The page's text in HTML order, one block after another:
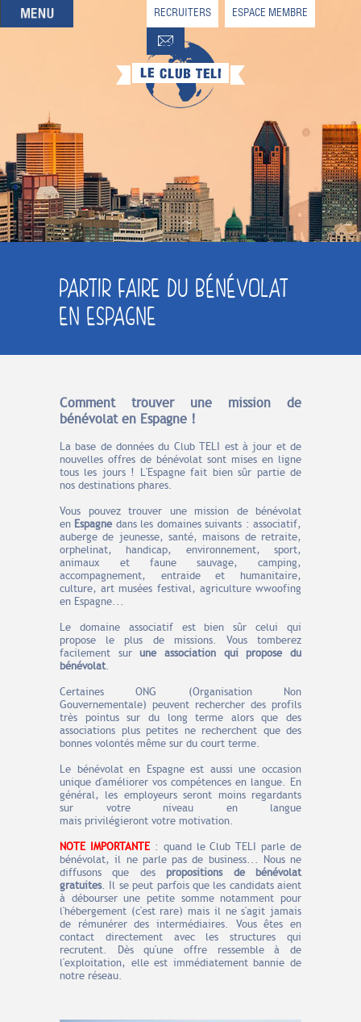
QUI SOMMES-NOUS
QUE CHERCHEZ-VOUS ?
NOS OFFRES PARTENAIRES
DEVENIR MEMBRE
RECRUITERS ESPACE MEMBRE
PARTIR FAIRE DU BÉNÉVOLAT
EN ESPAGNE
Comment trouver une mission de
bénévolat en Espagne !
La base de données du Club TELI est à jour et de
nouvelles offres de bénévolat sont mises en ligne
tous les jours ! L'Espagne fait bien sûr partie de
nos destinations phares.
Vous pouvez trouver une mission de bénévolat
en Espagne dans les domaines suivants : associatif,
auberge de jeunesse, santé, maisons de retraite,
orphelinat, handicap, environnement, sport,
animaux et faune sauvage, camping,
accompagnement, entraide et humanitaire,
culture, art musées festival, agriculture wwoofing
en Espagne...
Le domaine associatif est bien sûr celui qui
propose le plus de missions. Vous tomberez
facilement surune association qui propose du
bénévolat.
Certaines ONG (Organisation Non
Gouvernementale) peuvent rechercher des profils
très pointus sur du long terme alors que des
associations plus petites ne recherchent que des
bonnes volontés même sur du court terme.
Le bénévolat en Espagne est aussi une occasion
unique d'améliorer vos compétences en langue. En
général, les employeurs seront moins regardants
sur votre niveau en langue
mais privilégieront votre motivation.
NOTE IMPORTANTE : quand le Club TELI parle de
bénévolat, il ne parle pas de business... Nous ne
diffusons que des propositions de bénévolat
gratuites. Il se peut parfois que les candidats aient
à débourser une petite somme notamment pour
l'hébergement (c'est rare) mais il ne s'agit jamais
de rémunérer des intermédiaires. Vous êtes en
contact directement avec les structures qui
recrutent. Dès qu'une offre ressemble à de
l'exploitation, elle est immédiatement bannie de
notre réseau.